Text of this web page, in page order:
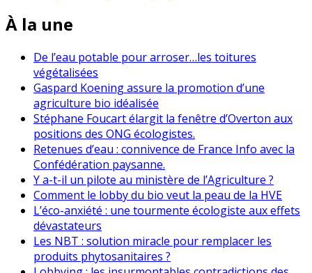
À la une
De l’eau potable pour arroser…les toitures
végétalisées
Gaspard Koening assure la promotion d’une
agriculture bio idéalisée
Stéphane Foucart élargit la fenêtre d’Overton aux
positions des ONG écologistes.
Retenues d’eau : connivence de France Info avec la
Confédération paysanne.
Y a-t-il un pilote au ministère de l’Agriculture ?
Comment le lobby du bio veut la peau de la HVE
L’éco-anxiété : une tourmente écologiste aux effets
dévastateurs
Les NBT : solution miracle pour remplacer les
produits phytosanitaires ?